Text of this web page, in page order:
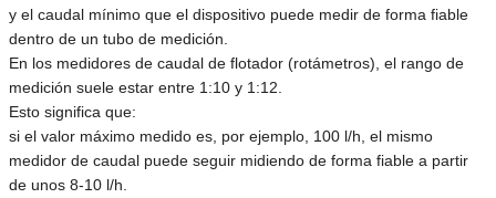
y el caudal mínimo que el dispositivo puede medir de forma fiable
dentro de un tubo de medición.
En los medidores de caudal de flotador (rotámetros), el rango de
medición suele estar entre 1:10 y 1:12.
Esto significa que:
si el valor máximo medido es, por ejemplo, 100 l/h, el mismo
medidor de caudal puede seguir midiendo de forma fiable a partir
de unos 8-10 l/h.